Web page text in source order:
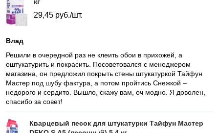
кг
29,45 руб./шт.
Влад
Решили в очередной раз не клеить обои в прихожей, а
оштукатурить и покрасить. Посоветовался с менеджером
магазина, он предложил покрыть стены штукатуркой Тайфун
Мастер под шубу фактура, а потом пройтись Снежкой –
недорого и сердито. Вышло, скажу вам, оч модно. Я доволен,
спасибо за совет!
Кварцевый песок для штукатурки Тайфун Мастер